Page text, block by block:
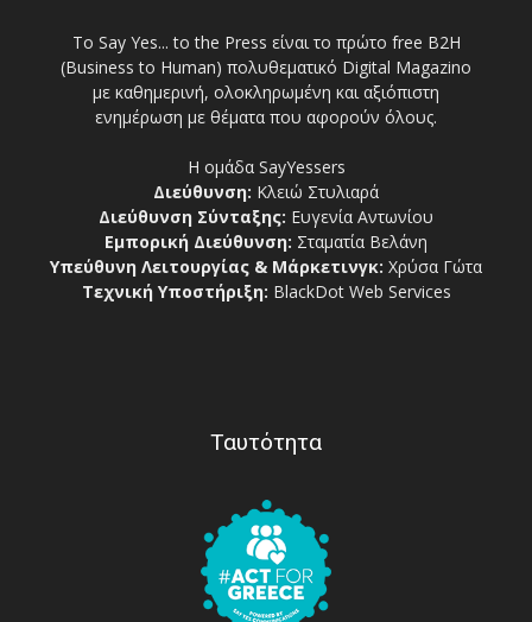
Το Say Yes... to the Press είναι το πρώτο free Β2Η
(Business to Human) πολυθεματικό Digital Magazino
με καθημερινή, ολοκληρωμένη και αξιόπιστη
ενημέρωση με θέματα που αφορούν όλους.
Η ομάδα SayYessers
Διεύθυνση: Κλειώ Στυλιαρά
Διεύθυνση Σύνταξης: Ευγενία Αντωνίου
Εμπορική Διεύθυνση: Σταματία Βελάνη
Υπεύθυνη Λειτουργίας & Μάρκετινγκ: Χρύσα Γώτα
Τεχνική Υποστήριξη: BlackDot Web Services
Ταυτότητα